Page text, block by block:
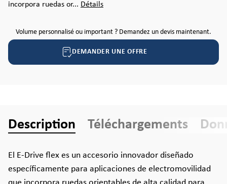
incorpora ruedas or... Détails
Volume personnalisé ou important ? Demandez un devis maintenant.
DEMANDER UNE OFFRE
Description Téléchargements
El E-Drive flex es un accesorio innovador diseñado
específicamente para aplicaciones de electromovilidad